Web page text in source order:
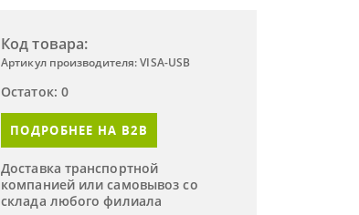
Код товара:
Артикул производителя: VISA-USB
Остаток: 0
ПОДРОБНЕЕ НА B2B
Доставка транспортной
компанией или самовывоз со
склада любого филиала